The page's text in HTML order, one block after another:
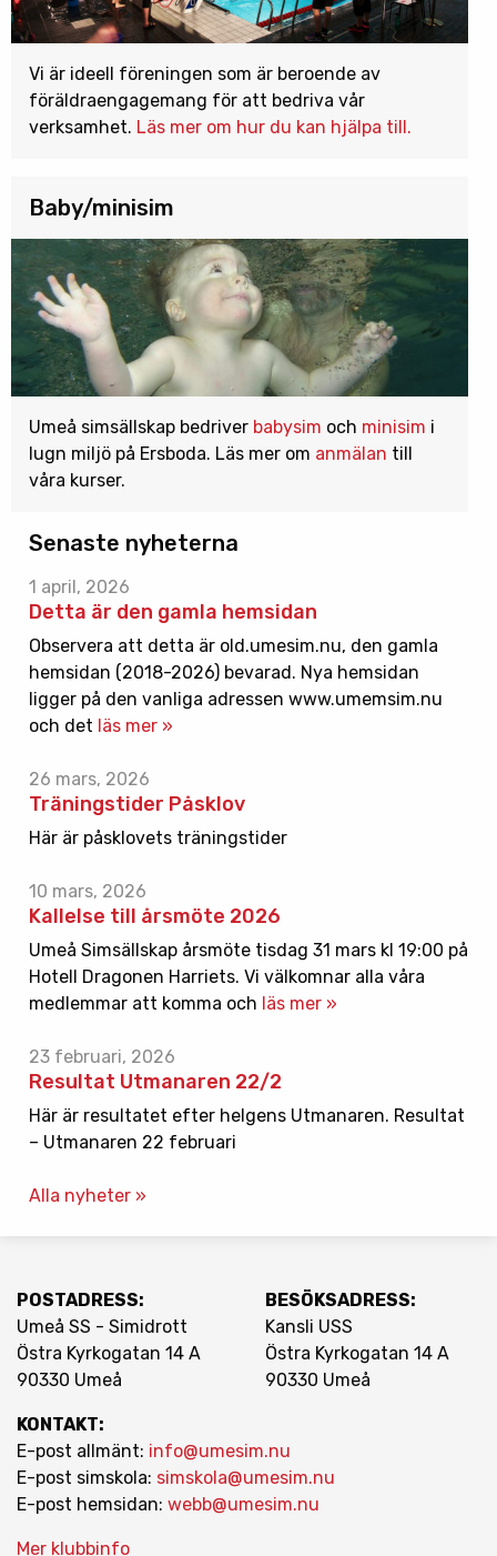
Vi är ideell föreningen som är beroende av
föräldraengagemang för att bedriva vår
verksamhet. Läs mer om hur du kan hjälpa till.
Baby/minisim
Umeå simsällskap bedriver babysim och minisim i
lugn miljö på Ersboda. Läs mer om anmälan till
våra kurser.
Senaste nyheterna
1 april, 2026
Detta är den gamla hemsidan
Observera att detta är old.umesim.nu, den gamla
hemsidan (2018-2026) bevarad. Nya hemsidan
ligger på den vanliga adressen www.umemsim.nu
och det läs mer »
26 mars, 2026
Träningstider Påsklov
Här är påsklovets träningstider
10 mars, 2026
Kallelse till årsmöte 2026
Umeå Simsällskap årsmöte tisdag 31 mars kl 19:00 på
Hotell Dragonen Harriets. Vi välkomnar alla våra
medlemmar att komma och läs mer »
23 februari, 2026
Resultat Utmanaren 22/2
Här är resultatet efter helgens Utmanaren. Resultat
– Utmanaren 22 februari
Alla nyheter »
POSTADRESS:
Umeå SS - Simidrott
Östra Kyrkogatan 14 A
90330 Umeå
BESÖKSADRESS:
Kansli USS
Östra Kyrkogatan 14 A
90330 Umeå
KONTAKT:
E-post allmänt: info@umesim.nu
E-post simskola: simskola@umesim.nu
E-post hemsidan: webb@umesim.nu
Mer klubbinfo